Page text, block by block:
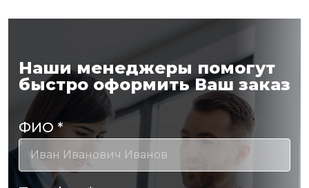
Наши менеджеры помогут
быстро оформить Ваш заказ
ФИО*